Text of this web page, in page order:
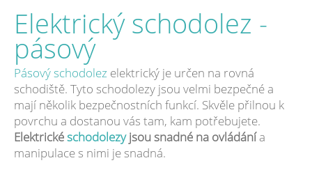
Elektrický schodolez -
pásový
Pásový schodolez elektrický je určen na rovná
schodiště. Tyto schodolezy jsou velmi bezpečné a
mají několik bezpečnostních funkcí. Skvěle přilnou k
povrchu a dostanou vás tam, kam potřebujete.
Elektrickéschodolezyjsou snadné na ovládánía
manipulace s nimi je snadná.